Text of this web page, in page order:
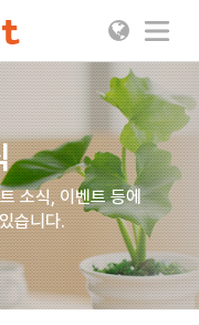
소식, 이벤트 등에
습니다.